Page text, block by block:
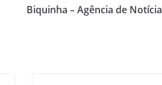
Biquinha – Agência de